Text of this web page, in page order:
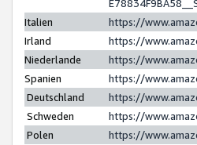
Italien
https://
Irland
https://
Niederlande
https://
Spanien
https://
Deutschland
https://
Schweden
https://
Polen
https://